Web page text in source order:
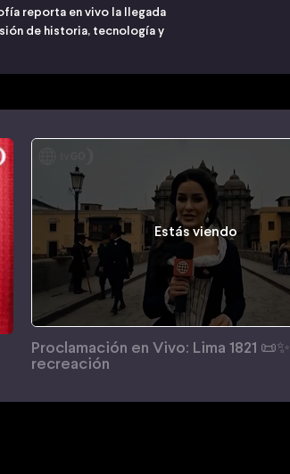
reporta en vivo la llegada
de historia, tecnología y
Estás viendo
Proclamación en Vivo: Lima 1821 📜✨
recreación